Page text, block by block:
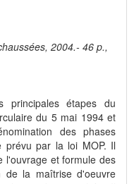
2004.- 46 p.,
principales étapes du
du 5 mai 1994 et
des phases
prévu par la loi MOP. Il
l'ouvrage et formule des
de la maîtrise d'oeuvre